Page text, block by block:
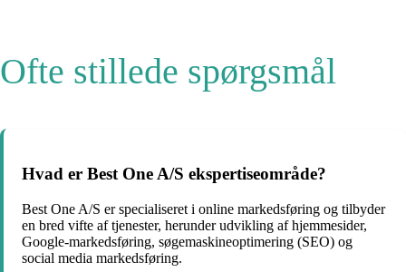
Ofte stillede spørgsmål
Hvad er Best One A/S ekspertiseområde?
Best One A/S er specialiseret i online markedsføring og tilbyder
en bred vifte af tjenester, herunder udvikling af hjemmesider,
Google-markedsføring, søgemaskineoptimering (SEO) og
social media markedsføring.